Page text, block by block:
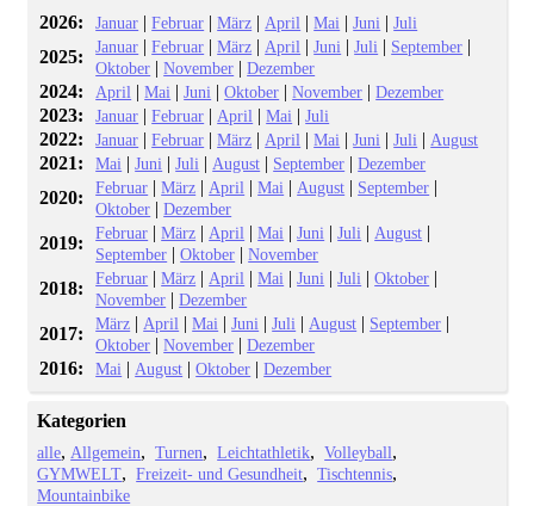
2026:
Januar |Februar |März | April |Mai |Juni |Juli
2025: Januar |Februar |März | April |Juni |Juli | September |
Oktober |November |Dezember
2024: April |Mai |Juni |Oktober |November |Dezember
2023: Januar |Februar | April |Mai |Juli
2022: Januar |Februar |März | April |Mai |Juni |Juli | August
2021: Mai |Juni |Juli | August | September |Dezember
2020: Februar |März | April |Mai | August | September |
Oktober |Dezember
2019: Februar |März | April |Mai |Juni |Juli | August |
September |Oktober |November
2018: Februar |März | April |Mai |Juni |Juli |Oktober |
November |Dezember
2017: März | April |Mai |Juni |Juli | August | September |
Oktober |November |Dezember
2016: Mai | August |Oktober |Dezember
Kategorien
alle Allgemein Turnen Leichtathletik
Volleyball
GYMWELT
Freizeit- und Gesundheit
Tischtennis
Mountainbike